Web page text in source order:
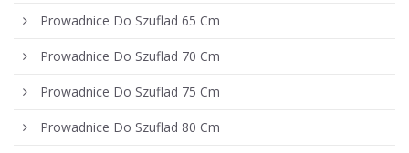
Prowadnice Do Szuflad 65 Cm
Prowadnice Do Szuflad 70 Cm
Prowadnice Do Szuflad 75 Cm
Prowadnice Do Szuflad 80 Cm